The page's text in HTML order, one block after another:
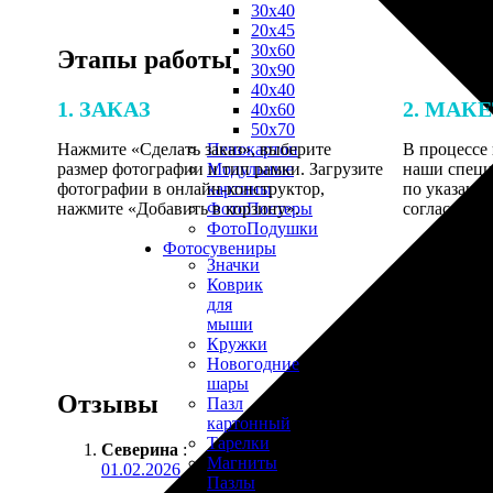
30х40
20х45
30х60
30х90
40х40
40х60
50х70
Пенокартон
Модульные
картины
ФотоПостеры
ФотоПодушки
Фотоcувениры
Значки
Коврик
для
мыши
Кружки
Новогодние
шары
Пазл
картонный
Тарелки
Магниты
Пазлы
Этапы работы
1. ЗАКАЗ
Нажмите «Сделать заказ», выберите
размер фотографии и тип рамки. Загрузите
фотографии в онлайн-конструктор,
нажмите «Добавить в корзину».
2.
В процессе
наши
по
Отзывы
Северина :
01.02.2026